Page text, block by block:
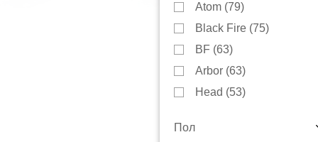
Инструменты
Куртки
Коньки
Маски
Носки
Atom (79)
Black Fire (75)
BF (63)
Arbor (63)
Head (53)
Пол